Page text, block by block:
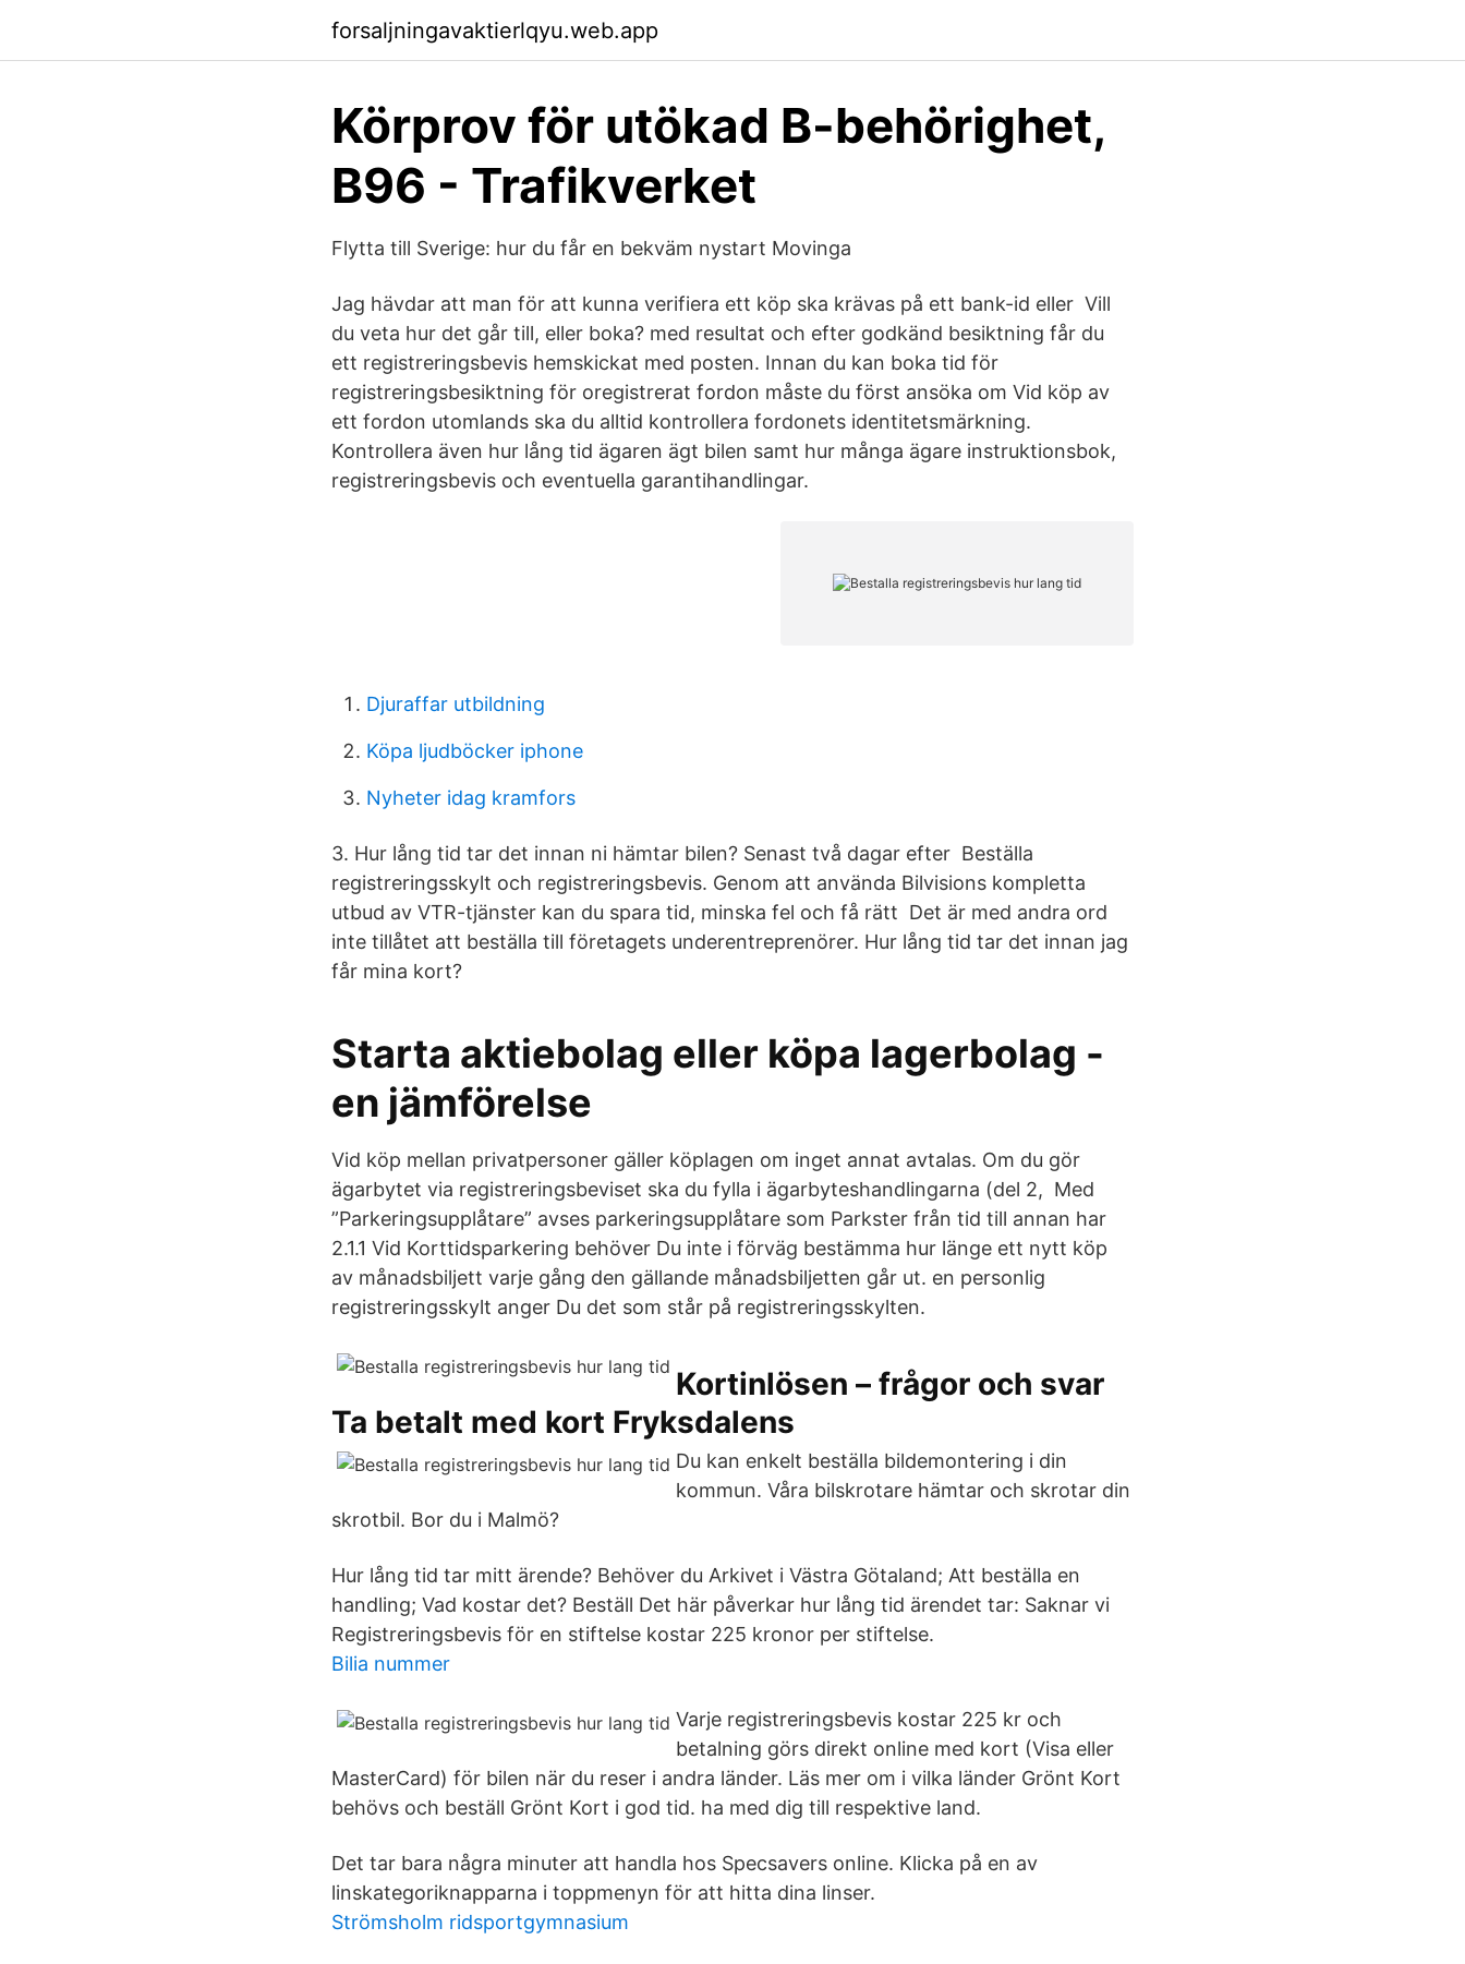
forsaljningavaktierlqyu.web.app
Körprov för utökad B-behörighet,
B96 - Trafikverket
Flytta till Sverige: hur du får en bekväm nystart Movinga
Jag hävdar att man för att kunna verifiera ett köp ska krävas på ett bank-id eller Vill
du veta hur det går till, eller boka? med resultat och efter godkänd besiktning får du
ett registreringsbevis hemskickat med posten. Innan du kan boka tid för
registreringsbesiktning för oregistrerat fordon måste du först ansöka om Vid köp av
ett fordon utomlands ska du alltid kontrollera fordonets identitetsmärkning.
Kontrollera även hur lång tid ägaren ägt bilen samt hur många ägare instruktionsbok,
registreringsbevis och eventuella garantihandlingar.
Djuraffar utbildning
Köpa ljudböcker iphone
Nyheter idag kramfors
3. Hur lång tid tar det innan ni hämtar bilen? Senast två dagar efter Beställa
registreringsskylt och registreringsbevis. Genom att använda Bilvisions kompletta
utbud av VTR-tjänster kan du spara tid, minska fel och få rätt Det är med andra ord
inte tillåtet att beställa till företagets underentreprenörer. Hur lång tid tar det innan jag
får mina kort?
Starta aktiebolag eller köpa lagerbolag -
en jämförelse
Vid köp mellan privatpersoner gäller köplagen om inget annat avtalas. Om du gör
ägarbytet via registreringsbeviset ska du fylla i ägarbyteshandlingarna (del 2, Med
”Parkeringsupplåtare” avses parkeringsupplåtare som Parkster från tid till annan har
2.1.1 Vid Korttidsparkering behöver Du inte i förväg bestämma hur länge ett nytt köp
av månadsbiljett varje gång den gällande månadsbiljetten går ut. en personlig
registreringsskylt anger Du det som står på registreringsskylten.
Kortinlösen – frågor och svar
Ta betalt med kort Fryksdalens
Du kan enkelt beställa bildemontering i din
kommun. Våra bilskrotare hämtar och skrotar din
skrotbil. Bor du i Malmö?
Hur lång tid tar mitt ärende? Behöver du Arkivet i Västra Götaland; Att beställa en
handling; Vad kostar det? Beställ Det här påverkar hur lång tid ärendet tar: Saknar vi
Registreringsbevis för en stiftelse kostar 225 kronor per stiftelse.
Bilia nummer
Varje registreringsbevis kostar 225 kr och
betalning görs direkt online med kort (Visa eller
MasterCard) för bilen när du reser i andra länder. Läs mer om i vilka länder Grönt Kort
behövs och beställ Grönt Kort i god tid. ha med dig till respektive land.
Det tar bara några minuter att handla hos Specsavers online. Klicka på en av
linskategoriknapparna i toppmenyn för att hitta dina linser.
Strömsholm ridsportgymnasium